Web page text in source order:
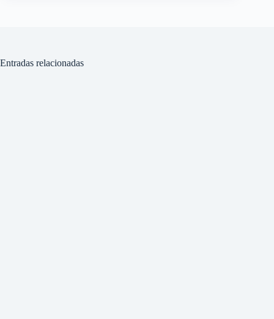
Entradas relacionadas